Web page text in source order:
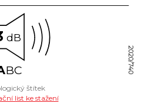
dB
BC 2020/740
štítek
list ke stažení